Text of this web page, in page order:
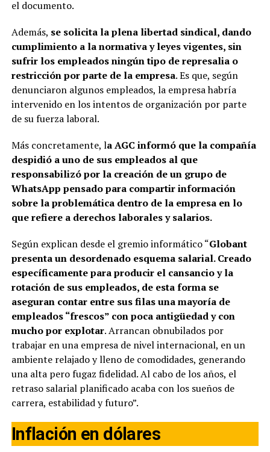
el documento.
Además, se solicita la plena libertad sindical, dando
cumplimiento a la normativa y leyes vigentes, sin
sufrir los empleados ningún tipo de represalia o
restricción por parte de la empresa. Es que, según
denunciaron algunos empleados, la empresa habría
intervenido en los intentos de organización por parte
de su fuerza laboral.
Más concretamente, la AGC informó que la compañía
despidió a uno de sus empleados al que
responsabilizó por la creación de un grupo de
WhatsApp pensado para compartir información
sobre la problemática dentro de la empresa en lo
que refiere a derechos laborales y salarios.
Según explican desde el gremio informático “Globant
presenta un desordenado esquema salarial. Creado
específicamente para producir el cansancio y la
rotación de sus empleados, de esta forma se
aseguran contar entre sus filas una mayoría de
empleados “frescos” con poca antigüedad y con
mucho por explotar. Arrancan obnubilados por
trabajar en una empresa de nivel internacional, en un
ambiente relajado y lleno de comodidades, generando
una alta pero fugaz fidelidad. Al cabo de los años, el
retraso salarial planificado acaba con los sueños de
carrera, estabilidad y futuro”.
Inflación en dólares